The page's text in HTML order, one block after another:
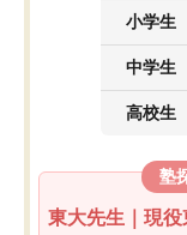
小学生
中学生
高校生
塾
東大先生｜現役